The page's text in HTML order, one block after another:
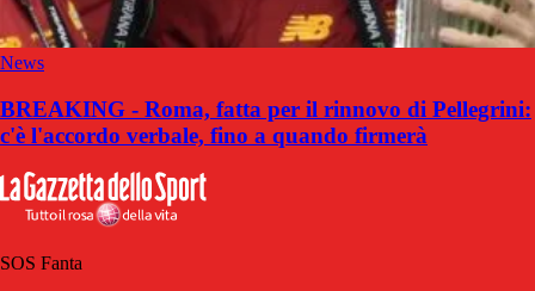
News
BREAKING - Roma, fatta per il rinnovo di Pellegrini:
c'è l'accordo verbale, fino a quando firmerà
SOS Fanta